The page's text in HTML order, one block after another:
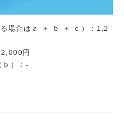
場合はａ ＋ ｂ ＋ ｃ）：1,2
円
ｂ）：-